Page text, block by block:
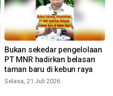
Bukan sekedar pengelolaan
PT MNR hadirkan belasan
taman baru di kebun raya
Selasa, 21 Juli 2026